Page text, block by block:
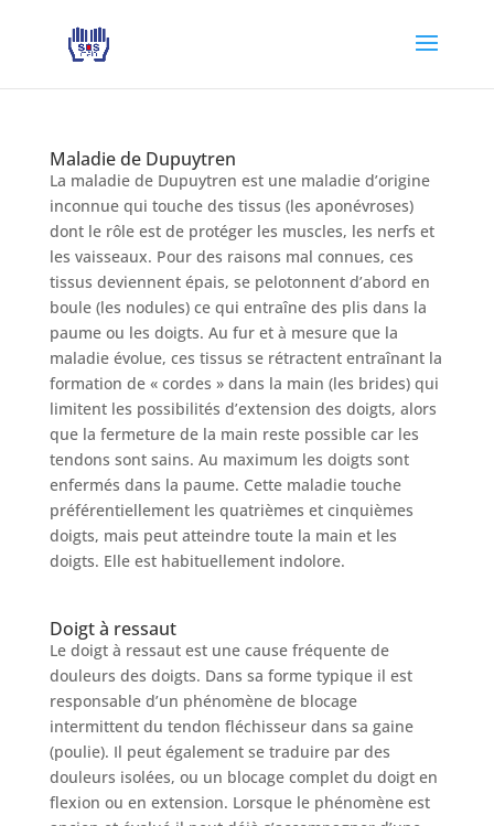
Maladie de Dupuytren
La maladie de Dupuytren est une maladie d’origine
inconnue qui touche des tissus (les aponévroses)
dont le rôle est de protéger les muscles, les nerfs et
les vaisseaux. Pour des raisons mal connues, ces
tissus deviennent épais, se pelotonnent d’abord en
boule (les nodules) ce qui entraîne des plis dans la
paume ou les doigts. Au fur et à mesure que la
maladie évolue, ces tissus se rétractent entraînant la
formation de « cordes » dans la main (les brides) qui
limitent les possibilités d’extension des doigts, alors
que la fermeture de la main reste possible car les
tendons sont sains. Au maximum les doigts sont
enfermés dans la paume. Cette maladie touche
préférentiellement les quatrièmes et cinquièmes
doigts, mais peut atteindre toute la main et les
doigts. Elle est habituellement indolore.
Doigt à ressaut
Le doigt à ressaut est une cause fréquente de
douleurs des doigts. Dans sa forme typique il est
responsable d’un phénomène de blocage
intermittent du tendon fléchisseur dans sa gaine
(poulie). Il peut également se traduire par des
douleurs isolées, ou un blocage complet du doigt en
flexion ou en extension. Lorsque le phénomène est